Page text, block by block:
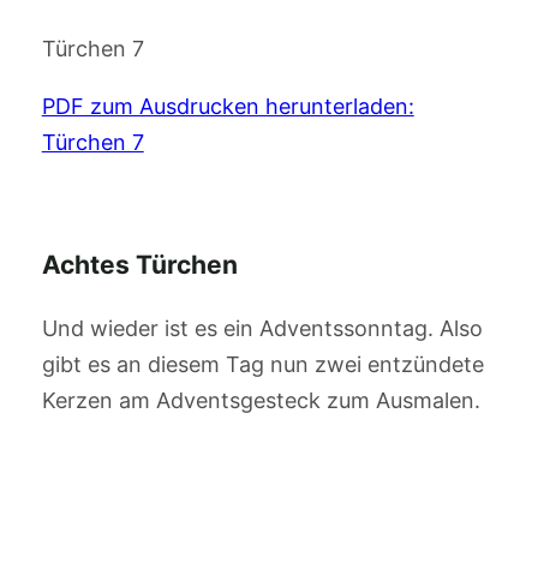
Türchen 7
PDF zum Ausdrucken herunterladen:
Türchen 7
Achtes Türchen
Und wieder ist es ein Adventssonntag. Also
gibt es an diesem Tag nun zwei entzündete
Kerzen am Adventsgesteck zum Ausmalen.